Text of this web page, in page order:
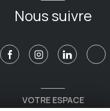
Nous suivre
VOTRE ESPACE